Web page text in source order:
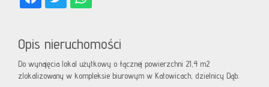
Opis nieruchomości
Do wynajęcia lokal użytkowy o łącznej powierzchni 21,4 m2
zlokalizowany w kompleksie biurowym w Katowicach, dzielnicy Dąb.